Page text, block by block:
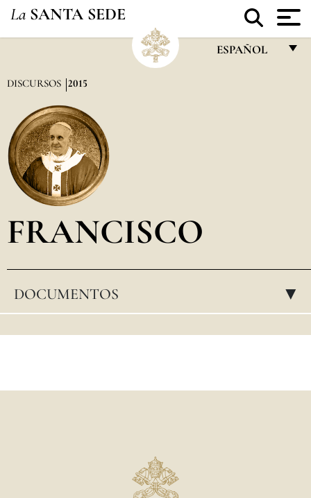
La SANTA SEDE
ESPAÑOL
العربيّة
DISCURSOS 2015
FRANCISCO
DOCUMENTOS ▸